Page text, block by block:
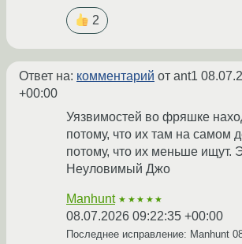
2
Ответ на: комментарий от ant1
+00:00
Уязвимостей во фряшке
потому, что их там на самом
потому, что их меньше ищут.
Неуловимый Джо
Manhunt ★★★★★
08.07.2026 09:22:35 +00:00
Последнее исправление: Manhunt